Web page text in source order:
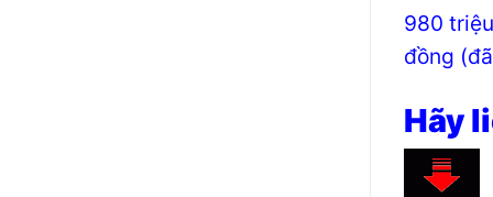
980
đồng
Hãy